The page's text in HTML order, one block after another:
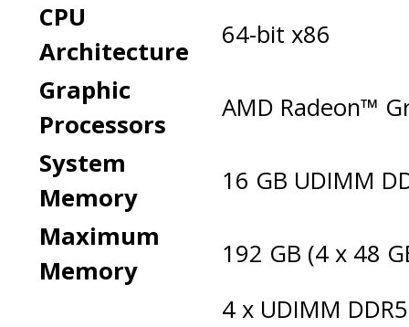
CPU
Architecture
64-bit x86
Graphic
Processors
AMD Radeon™
System
Memory
16 GB UDIMM
Maximum
Memory
192 GB (4 x 48
4 x UDIMM DDR5